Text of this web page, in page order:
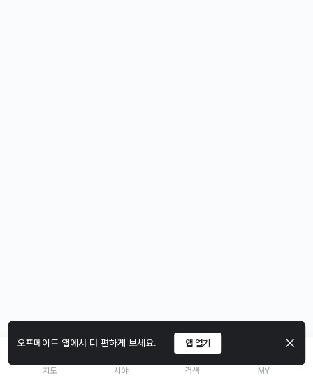
오프메이트 앱에서 더 편하게 보세요. 앱 열기
지도 시야 검색 MY